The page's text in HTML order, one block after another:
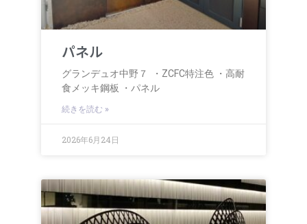
パネル
グランデュオ中野７ ・ZCFC特注色 ・高耐
食メッキ鋼板 ・パネル
続きを読む »
2026年6月24日